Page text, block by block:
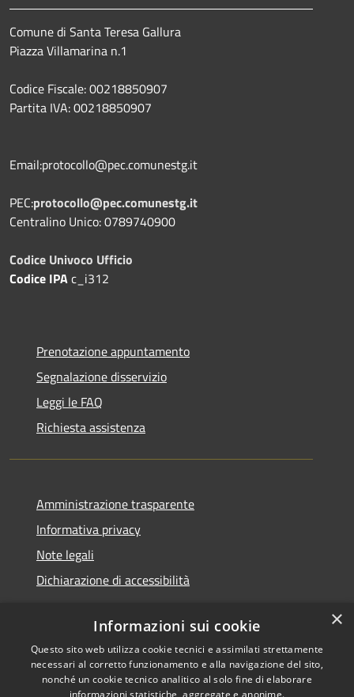
Comune di Santa Teresa Gallura
Piazza Villamarina n.1
Codice Fiscale: 00218850907
Partita IVA: 00218850907
Email:protocollo@pec.comunestg.it
PEC:protocollo@pec.comunestg.it
Centralino Unico: 0789740900
Codice Univoco Ufficio
Codice IPAc_i312
Prenotazione appuntamento
Segnalazione disservizio
Leggi le FAQ
Richiesta assistenza
Amministrazione trasparente
Informativa privacy
Note legali
Dichiarazione di accessibilità
RSS
Accessibilità
Copyright © 2026 • Comune di
Santa Teresa Gallura •
×
Informazioni sui cookie
Questo sito web utilizza cookie tecnici e assimilati strettamente
necessari al corretto funzionamento e alla navigazione del sito,
nonché un cookie tecnico analitico al solo fine di elaborare
informazioni statistiche, aggregate e anonime.